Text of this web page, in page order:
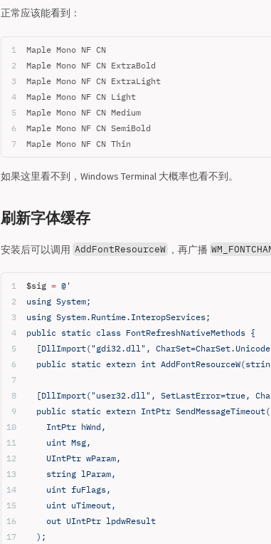
正常应该能看到：
Maple Mono NF CN
Maple Mono NF CN ExtraBold
Maple Mono NF CN ExtraLight
Maple Mono NF CN Light
Maple Mono NF CN Medium
Maple Mono NF CN SemiBold
Maple Mono NF CN Thin
如果这里看不到，Windows Terminal 大概率也看不到。
刷新字体缓存
安装后可以调用 AddFontResourceW ，再广播
$sig = @'
using System;
using System.Runtime.InteropServices;
public static class FontRefreshNativeMethods {
[DllImport("gdi32.dll",
public static extern int
[DllImport("user32.dll", SetLastError=true,
  public static extern IntPtr SendMessageTimeout(
    IntPtr hWnd,
    uint Msg,
    UIntPtr wParam,
    string lParam,
    uint fuFlags,
    uint uTimeout,
    out UIntPtr lpdwResult
  );